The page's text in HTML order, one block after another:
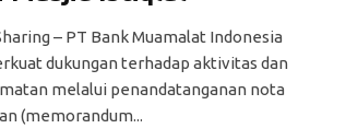
– PT Bank Muamalat Indonesia
dukungan terhadap aktivitas dan
melalui penandatanganan nota
(memorandum...